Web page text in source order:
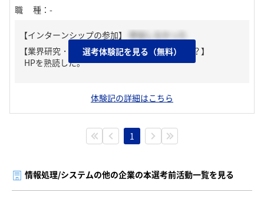
職種 ： -
【インターンシップの参加】
参加しなかった
【業界研究・企業研究はどんな風にしましたか？】
HPを熟読した。
選考体験記を見る（無料）
体験記の詳細はこちら
1
情報処理/システムの他の企業の本選考前活動一覧を見る